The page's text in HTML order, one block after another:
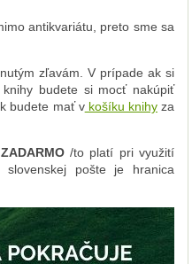
antikvariátu, preto sme sa
zľavám. V prípade ak si
budete si mocť nakúpiť
budete mať vkošíku knihyza
ZADARMO/to platí pri využití
slovenskej pošte je hranica